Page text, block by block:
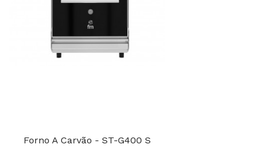
Forno A Carvão - ST-G400 S